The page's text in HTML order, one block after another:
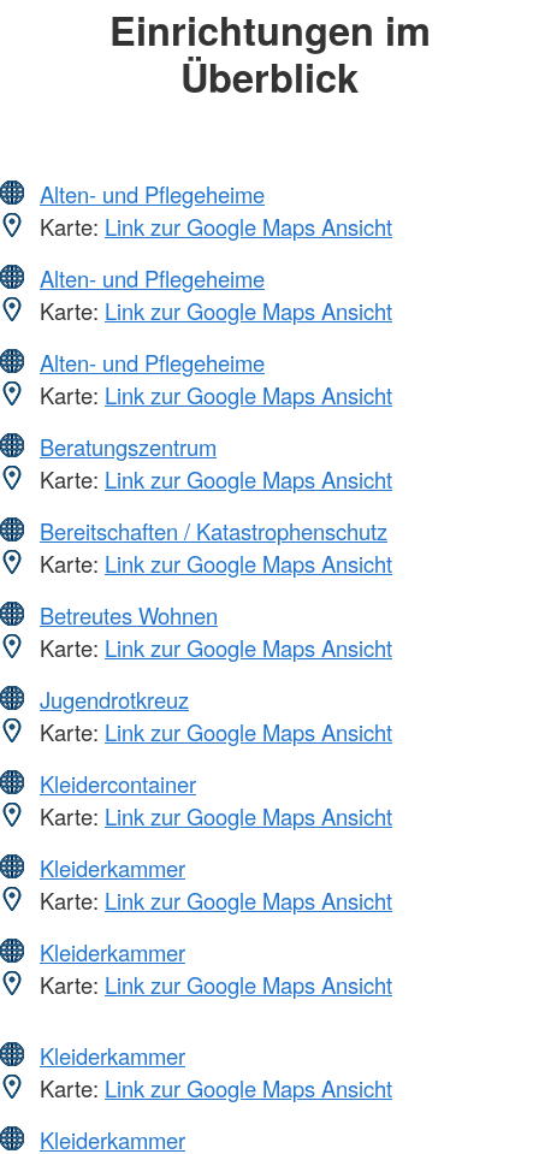
Einrichtungen im
Überblick
Alten- und Pflegeheime
Karte: Link zur Google Maps Ansicht
Alten- und Pflegeheime
Karte: Link zur Google Maps Ansicht
Alten- und Pflegeheime
Karte: Link zur Google Maps Ansicht
Beratungszentrum
Karte: Link zur Google Maps Ansicht
Bereitschaften / Katastrophenschutz
Karte: Link zur Google Maps Ansicht
Betreutes Wohnen
Karte: Link zur Google Maps Ansicht
Jugendrotkreuz
Karte: Link zur Google Maps Ansicht
Kleidercontainer
Karte: Link zur Google Maps Ansicht
Kleiderkammer
Karte: Link zur Google Maps Ansicht
Kleiderkammer
Karte: Link zur Google Maps Ansicht
Kleiderkammer
Karte: Link zur Google Maps Ansicht
Kleiderkammer